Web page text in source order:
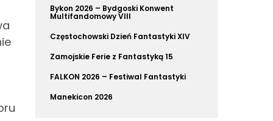
Bykon 2026 – Bydgoski Konwent
Multifandomowy VIII
Częstochowski Dzień Fantastyki XIV
Zamojskie Ferie z Fantastyką 15
FALKON 2026 – Festiwal Fantastyki
Manekicon 2026